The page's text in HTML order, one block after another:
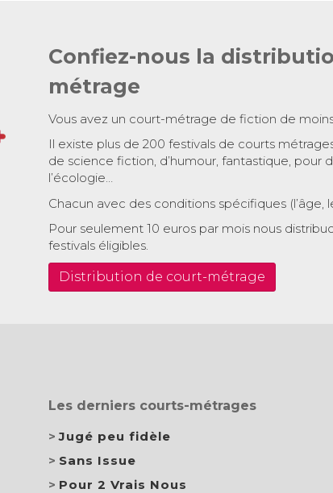
Confiez-nous la
métrage
Vous avez un court-métrage de fiction de
Il existe plus de 200 festivals de courts
de science fiction, d’humour, fantastique, pour
l’écologie…
Chacun avec des conditions spécifiques (l’âge,
Pour seulement 10 euros par mois nous
festivals éligibles.
Distribution de court-métrage
Les derniers courts-métrages
Jugé peu fidèle
Sans Issue
Pour 2 Vrais Nous